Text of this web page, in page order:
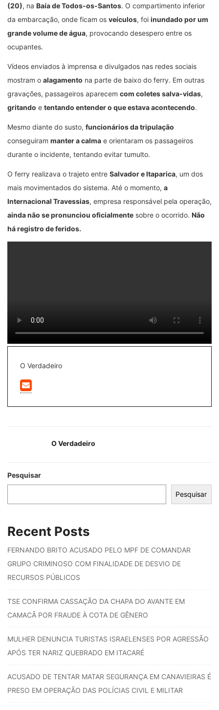
(20), na Baía de Todos-os-Santos. O compartimento inferior
da embarcação, onde ficam os veículos, foi inundado por um
grande volume de água, provocando desespero entre os
ocupantes.
Vídeos enviados à imprensa e divulgados nas redes sociais
mostram o alagamento na parte de baixo do ferry. Em outras
gravações, passageiros aparecem com coletes salva-vidas,
gritando e tentando entender o que estava acontecendo.
Mesmo diante do susto, funcionários da tripulação
conseguiram manter a calma e orientaram os passageiros
durante o incidente, tentando evitar tumulto.
O ferry realizava o trajeto entre Salvador e Itaparica, um dos
mais movimentados do sistema. Até o momento, a
Internacional Travessias, empresa responsável pela operação,
ainda não se pronunciou oficialmente sobre o ocorrido. Não
há registro de feridos.
O Verdadeiro
O Verdadeiro
Pesquisar
Pesquisar
Recent Posts
FERNANDO BRITO ACUSADO PELO MPF DE COMANDAR
GRUPO CRIMINOSO COM FINALIDADE DE DESVIO DE
RECURSOS PÚBLICOS
TSE CONFIRMA CASSAÇÃO DA CHAPA DO AVANTE EM
CAMACÃ POR FRAUDE À COTA DE GÊNERO
MULHER DENUNCIA TURISTAS ISRAELENSES POR AGRESSÃO
APÓS TER NARIZ QUEBRADO EM ITACARÉ
ACUSADO DE TENTAR MATAR SEGURANÇA EM CANAVIEIRAS É
PRESO EM OPERAÇÃO DAS POLÍCIAS CIVIL E MILITAR